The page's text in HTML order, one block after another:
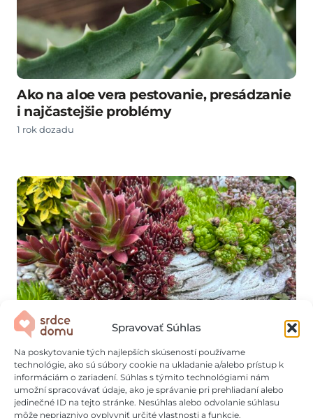
Spravovať Súhlas
Na poskytovanie tých najlepších skúseností používame
technológie, ako sú súbory cookie na ukladanie a/alebo prístup k
informáciám o zariadení. Súhlas s týmito technológiami nám
umožní spracovávať údaje, ako je správanie pri prehliadaní alebo
jedinečné ID na tejto stránke. Nesúhlas alebo odvolanie súhlasu
môže nepriaznivo ovplyvniť určité vlastnosti a funkcie.
Ako na aloe vera pestovanie, presádzanie
i najčastejšie problémy
1 rok dozadu
Zvädne vám čokoľvek zelené? Skalná
ruža vás nesklame!
1 rok dozadu